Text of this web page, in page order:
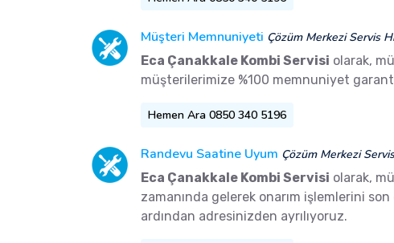
Müşteri Memnuniyeti Çözüm Merkezi Servis
Eca Çanakkale Kombi Servisi olarak,
müşterilerimize %100 memnuniyet
Hemen Ara 0850 340 5196
Randevu Saatine Uyum Çözüm Merkezi
Eca Çanakkale Kombi Servisi olarak,
zamanında gelerek onarım işlemlerini
ardından adresinizden ayrılıyoruz.